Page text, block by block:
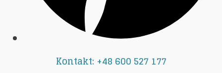
Kontakt: +48 600 527 177